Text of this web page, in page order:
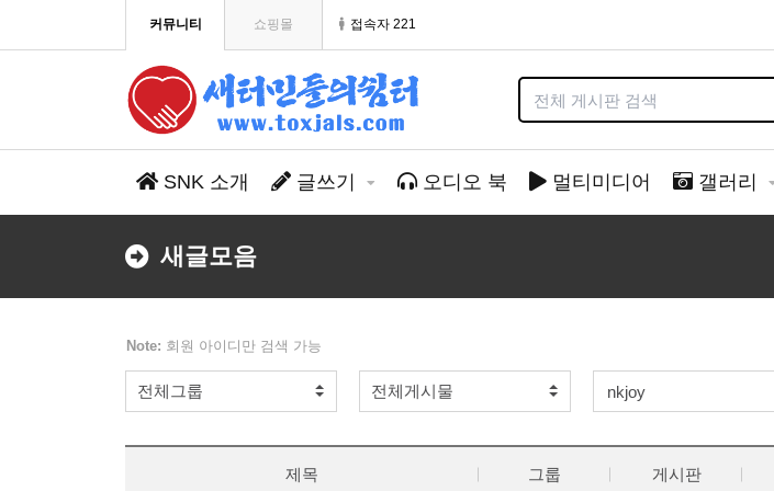
커뮤니티 쇼핑몰 접속자 221
SNK 소개 글쓰기 오디오 북 멀티미디어 갤러리
새글모음
Note: 회원 아이디만 검색 가능
제목 그룹 게시판